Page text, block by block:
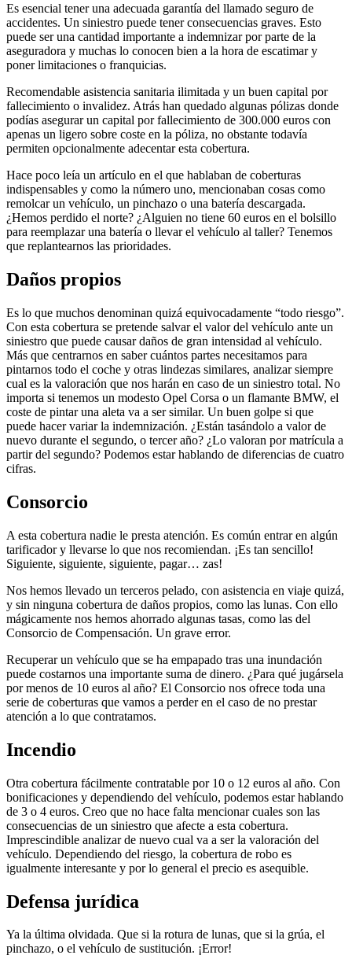
Es esencial tener una adecuada garantía del llamado seguro de
accidentes. Un siniestro puede tener consecuencias graves. Esto
puede ser una cantidad importante a indemnizar por parte de la
aseguradora y muchas lo conocen bien a la hora de escatimar y
poner limitaciones o franquicias.
Recomendable asistencia sanitaria ilimitada y un buen capital por
fallecimiento o invalidez. Atrás han quedado algunas pólizas donde
podías asegurar un capital por fallecimiento de 300.000 euros con
apenas un ligero sobre coste en la póliza, no obstante todavía
permiten opcionalmente adecentar esta cobertura.
Hace poco leía un artículo en el que hablaban de coberturas
indispensables y como la número uno, mencionaban cosas como
remolcar un vehículo, un pinchazo o una batería descargada.
¿Hemos perdido el norte? ¿Alguien no tiene 60 euros en el bolsillo
para reemplazar una batería o llevar el vehículo al taller? Tenemos
que replantearnos las prioridades.
Daños propios
Es lo que muchos denominan quizá equivocadamente “todo riesgo”.
Con esta cobertura se pretende salvar el valor del vehículo ante un
siniestro que puede causar daños de gran intensidad al vehículo.
Más que centrarnos en saber cuántos partes necesitamos para
pintarnos todo el coche y otras lindezas similares, analizar siempre
cual es la valoración que nos harán en caso de un siniestro total. No
importa si tenemos un modesto Opel Corsa o un flamante BMW, el
coste de pintar una aleta va a ser similar. Un buen golpe si que
puede hacer variar la indemnización. ¿Están tasándolo a valor de
nuevo durante el segundo, o tercer año? ¿Lo valoran por matrícula a
partir del segundo? Podemos estar hablando de diferencias de cuatro
cifras.
Consorcio
A esta cobertura nadie le presta atención. Es común entrar en algún
tarificador y llevarse lo que nos recomiendan. ¡Es tan sencillo!
Siguiente, siguiente, siguiente, pagar… zas!
Nos hemos llevado un terceros pelado, con asistencia en viaje quizá,
y sin ninguna cobertura de daños propios, como las lunas. Con ello
mágicamente nos hemos ahorrado algunas tasas, como las del
Consorcio de Compensación. Un grave error.
Recuperar un vehículo que se ha empapado tras una inundación
puede costarnos una importante suma de dinero. ¿Para qué jugársela
por menos de 10 euros al año? El Consorcio nos ofrece toda una
serie de coberturas que vamos a perder en el caso de no prestar
atención a lo que contratamos.
Incendio
Otra cobertura fácilmente contratable por 10 o 12 euros al año. Con
bonificaciones y dependiendo del vehículo, podemos estar hablando
de 3 o 4 euros. Creo que no hace falta mencionar cuales son las
consecuencias de un siniestro que afecte a esta cobertura.
Imprescindible analizar de nuevo cual va a ser la valoración del
vehículo. Dependiendo del riesgo, la cobertura de robo es
igualmente interesante y por lo general el precio es asequible.
Defensa jurídica
Ya la última olvidada. Que si la rotura de lunas, que si la grúa, el
pinchazo, o el vehículo de sustitución. ¡Error!